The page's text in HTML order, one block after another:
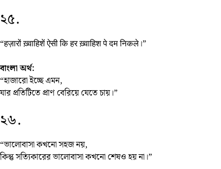
২৫.
“हज़ारों ख़्वाहिशें ऐसी कि हर ख़्वाहिश पे दम निकले।”
বাংলা অর্থ:
“হাজারো ইচ্ছে এমন,
যার প্রতিটিতে প্রাণ বেরিয়ে যেতে চায়।”
২৬.
“ভালোবাসা কখনো সহজ নয়,
কিন্তু সত্যিকারের ভালোবাসা কখনো শেষও হয় না।”